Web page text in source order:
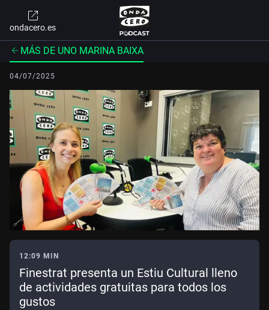
ondacero.es
MÁS DE UNO MARINA BAIXA
04/07/2025
12:09 MIN
Finestrat presenta un Estiu Cultural lleno
de actividades gratuitas para todos los
gustos